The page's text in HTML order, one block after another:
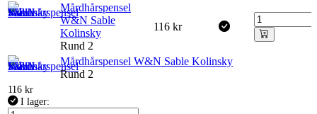
Mårdhårspensel
W&N Sable
Kolinsky
Rund 2
116 kr
Mårdhårspensel W&N Sable Kolinsky
Rund 2
116 kr
I lager: